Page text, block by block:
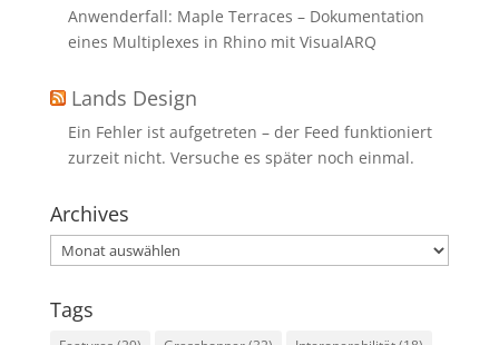
Anwenderfall: Maple Terraces – Dokumentation
eines Multiplexes in Rhino mit VisualARQ
Lands Design
Ein Fehler ist aufgetreten – der Feed funktioniert
zurzeit nicht. Versuche es später noch einmal.
Archives
Archives
Tags